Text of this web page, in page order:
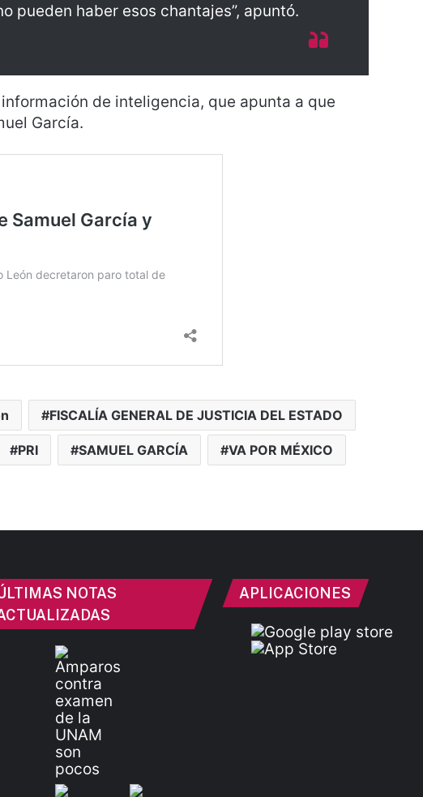
pueden haber esos chantajes”, apuntó.
de inteligencia, que apunta a que
García.
FISCALÍA GENERAL DE JUSTICIA DEL ESTADO
PRI SAMUEL GARCÍA VA POR MÉXICO
NOTAS
APLICACIONES